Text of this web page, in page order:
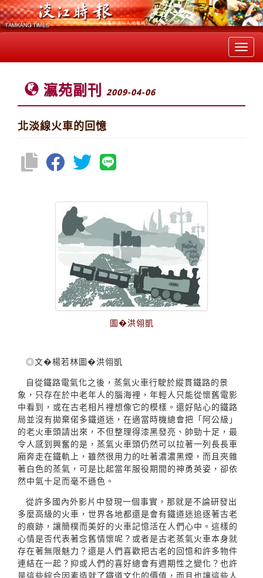
瀛苑副刊 2009-04-06
北淡線火車的回憶
圖�洪翎凱
◎文�楊若林圖�洪翎凱
自從鐵路電氣化之後，蒸氣火車行駛於縱貫鐵路的景
象，只存在於中老年人的腦海裡，年輕人只能從懷舊電影
中看到，或在古老相片裡想像它的模樣。還好貼心的鐵路
局並沒有拋棄偌多鐵道迷，在適當時機總會把「阿公級」
的老火車頭請出來，不但整理得漆黑發亮、帥勁十足，最
令人感到興奮的是，蒸氣火車頭仍然可以拉著一列長長車
廂奔走在鐵軌上，雖然很用力的吐著濃濃黑煙，而且夾雜
著白色的蒸氣，可是比起當年服役期間的神勇英姿，卻依
然中氣十足而毫不遜色。
從許多國內外影片中發現一個事實，那就是不論研發出
多麼高級的火車，世界各地都還是會有鐵道迷追逐著古老
的痕跡，讓簡樸而美好的火車記憶活在人們心中。這樣的
心情是否代表著念舊情懷呢？或者是古老蒸氣火車本身就
存在著無限魅力？還是人們喜歡把古老的回憶和許多物件
連結在一起？抑或人們的喜好總會有週期性之變化？也許
是這些綜合因素造就了鐵道文化的價值，而且也讓這些人